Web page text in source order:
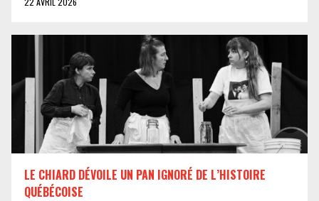
LE CHIARD DÉVOILE UN PAN IGNORÉ DE L’HISTOIRE
QUÉBÉCOISE